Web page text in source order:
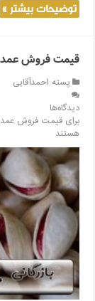
توضیحات بیشتر »
قیمت فروش عمده
پسته احمدآقایی
دیدگاه‌ها
برای قیمت فروش
هستند